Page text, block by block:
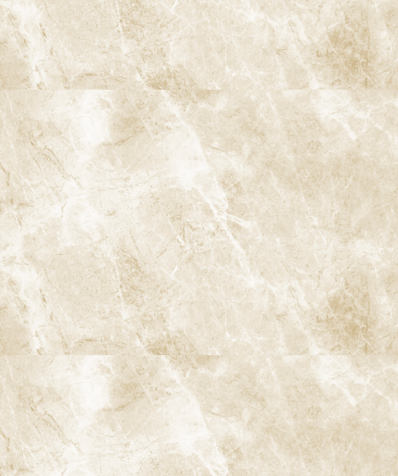
9. プレジデント誌のアンケート結果
の分析
9-1. アンケート結果の詳細
プレジデント誌のアンケート結果では、特に40代以上の世代から
「もっと早く定期検診を受けておけばよかった」と後悔する声が
多く寄せられました。これは、若い頃には歯の健康に対する意識
が低く、痛みが出てから歯科医院を訪れるという日本の伝統的な
治療中心の文化が影響しています。しかし、高齢になるにつれ、
失われた歯の大切さを実感し、定期的な予防ケアの重要性を認識
する人が増えているのです。
9-2. 予防のタイミング
アンケートからもわかるように、予防は早ければ早いほど良い結